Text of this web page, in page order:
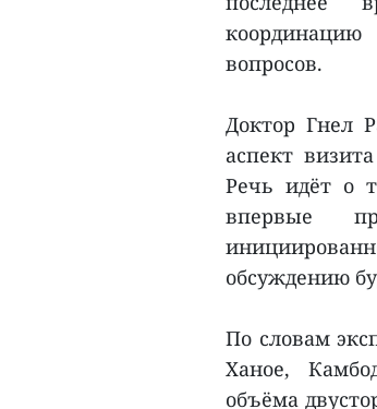
вопросов.
Доктор Гнел
аспект
Речь идёт о
впервые
обсуждению
По словам
Ханое,
объёма